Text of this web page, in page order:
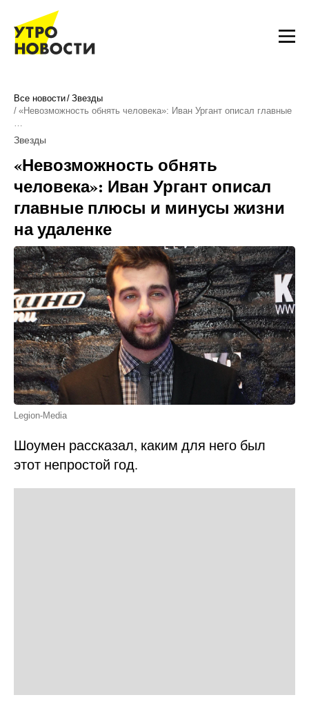
Все новости Звезды
«Невозможность обнять человека»: Иван Ургант описал главные
…
Звезды
«Невозможность обнять
человека»: Иван Ургант описал
главные плюсы и минусы жизни
на удаленке
Legion-Media
Шоумен рассказал, каким для него был
этот непростой год.